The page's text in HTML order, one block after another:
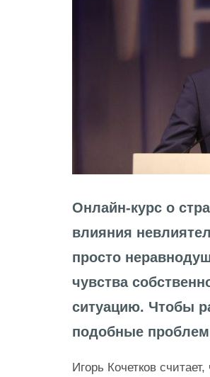
Онлайн-курс о
влияния
просто
чувства
ситуацию. Чтобы
подобные
Игорь Кочетков